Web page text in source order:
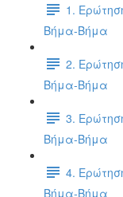
1.
Βήμα-Βήμα
2.
Βήμα-Βήμα
3.
Βήμα-Βήμα
4.
Βήμα-Βήμα